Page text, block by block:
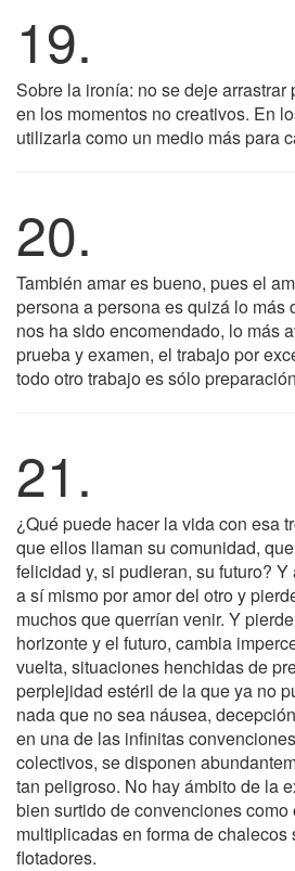
19.
Sobre la ironía: no se deje
en los momentos no creativos. En
utilizarla como un medio más para
20.
También amar es bueno, pues el
persona a persona es quizá lo más
nos ha sido encomendado, lo más
prueba y examen, el trabajo por
todo otro trabajo es sólo
21.
¿Qué puede hacer la vida con esa
que ellos llaman su comunidad,
felicidad y, si pudieran, su futuro?
a sí mismo por amor del otro y
muchos que querrían venir. Y
horizonte y el futuro, cambia
vuelta, situaciones henchidas de
perplejidad estéril de la que ya no
nada que no sea náusea,
en una de las infinitas
colectivos, se disponen
tan peligroso. No hay ámbito de la
bien surtido de convenciones
multiplicadas en forma de
flotadores.